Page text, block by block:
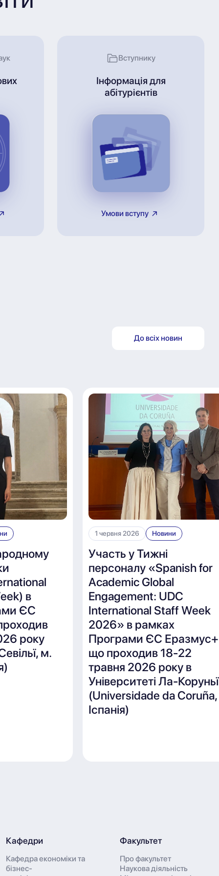
Вступнику
Інформація для
абітурієнтів
Умови вступу
До всіх новин
в
ЄС
року
м.
1 червня 2026 Новини
Участь у Тижні
персоналу «Spanish for
Academic Global
Engagement: UDC
International Staff Week
2026» в рамках
Програми ЄС
що проходив 18-22
травня 2026 року в
Університеті Ла-Коруньї
(Universidade da Coruña,
Іспанія)
Кафедри
Кафедра економіки та
бізнес-
Факультет
Про факультет
Наукова діяльність